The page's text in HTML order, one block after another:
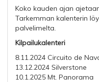
Koko kauden ajan
Tarkemman kalenterin
palvelimelta.
Kilpailukalenteri
8.11.2024 Circuito de
13.12.2024 Silverstone
10.1.2025 Mt. Panorama